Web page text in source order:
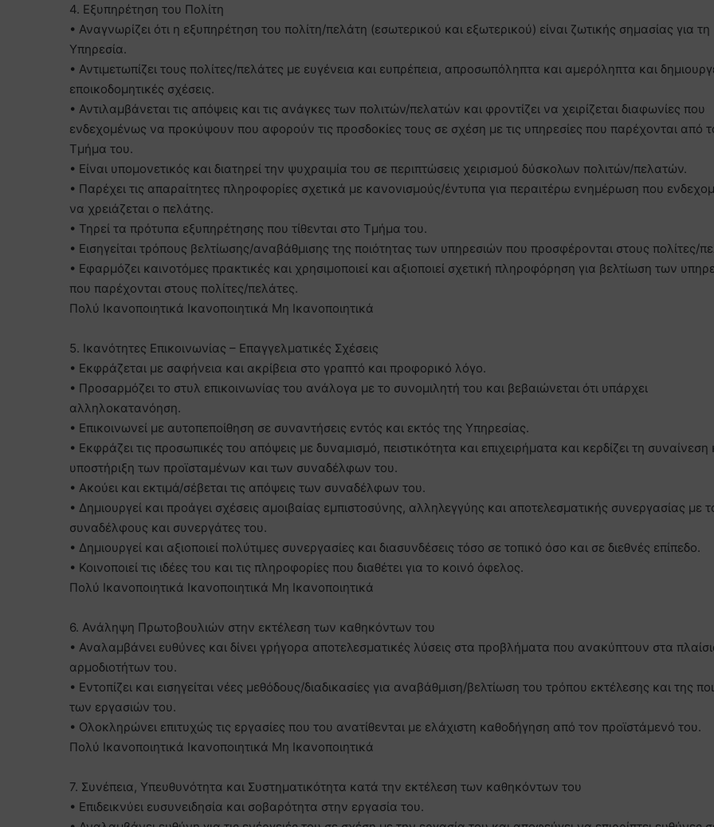
4. Εξυπηρέτηση του Πολίτη
• Αναγνωρίζει ότι η εξυπηρέτηση του πολίτη/πελάτη (εσωτερικού και εξωτερικού) είναι ζωτικής σημασίας για τη
Υπηρεσία.
• Αντιμετωπίζει τους πολίτες/πελάτες με ευγένεια και ευπρέπεια, απροσωπόληπτα και αμερόληπτα και
εποικοδομητικές σχέσεις.
• Αντιλαμβάνεται τις απόψεις και τις ανάγκες των πολιτών/πελατών και φροντίζει να χειρίζεται διαφωνίες που
ενδεχομένως να προκύψουν που αφορούν τις προσδοκίες τους σε σχέση με τις υπηρεσίες που παρέχονται από
Τμήμα του.
• Είναι υπομονετικός και διατηρεί την ψυχραιμία του σε περιπτώσεις χειρισμού δύσκολων πολιτών/πελατών.
• Παρέχει τις απαραίτητες πληροφορίες σχετικά με κανονισμούς/έντυπα για περαιτέρω ενημέρωση που
να χρειάζεται ο πελάτης.
• Τηρεί τα πρότυπα εξυπηρέτησης που τίθενται στο Τμήμα του.
• Εισηγείται τρόπους βελτίωσης/αναβάθμισης της ποιότητας των υπηρεσιών που προσφέρονται στους πολίτες/
• Εφαρμόζει καινοτόμες πρακτικές και χρησιμοποιεί και αξιοποιεί σχετική πληροφόρηση για βελτίωση των
που παρέχονται στους πολίτες/πελάτες.
Πολύ Ικανοποιητικά Ικανοποιητικά Μη Ικανοποιητικά
5. Ικανότητες Επικοινωνίας – Επαγγελματικές Σχέσεις
• Εκφράζεται με σαφήνεια και ακρίβεια στο γραπτό και προφορικό λόγο.
• Προσαρμόζει το στυλ επικοινωνίας του ανάλογα με το συνομιλητή του και βεβαιώνεται ότι υπάρχει
αλληλοκατανόηση.
• Επικοινωνεί με αυτοπεποίθηση σε συναντήσεις εντός και εκτός της Υπηρεσίας.
• Εκφράζει τις προσωπικές του απόψεις με δυναμισμό, πειστικότητα και επιχειρήματα και κερδίζει τη συναίνεση
υποστήριξη των προϊσταμένων και των συναδέλφων του.
• Ακούει και εκτιμά/σέβεται τις απόψεις των συναδέλφων του.
• Δημιουργεί και προάγει σχέσεις αμοιβαίας εμπιστοσύνης, αλληλεγγύης και αποτελεσματικής συνεργασίας με
συναδέλφους και συνεργάτες του.
• Δημιουργεί και αξιοποιεί πολύτιμες συνεργασίες και διασυνδέσεις τόσο σε τοπικό όσο και σε διεθνές επίπεδο.
• Κοινοποιεί τις ιδέες του και τις πληροφορίες που διαθέτει για το κοινό όφελος.
Πολύ Ικανοποιητικά Ικανοποιητικά Μη Ικανοποιητικά
6. Ανάληψη Πρωτοβουλιών στην εκτέλεση των καθηκόντων του
• Αναλαμβάνει ευθύνες και δίνει γρήγορα αποτελεσματικές λύσεις στα προβλήματα που ανακύπτουν στα
αρμοδιοτήτων του.
• Εντοπίζει και εισηγείται νέες μεθόδους/διαδικασίες για αναβάθμιση/βελτίωση του τρόπου εκτέλεσης και της
των εργασιών του.
• Ολοκληρώνει επιτυχώς τις εργασίες που του ανατίθενται με ελάχιστη καθοδήγηση από τον προϊστάμενό του.
Πολύ Ικανοποιητικά Ικανοποιητικά Μη Ικανοποιητικά
7. Συνέπεια, Υπευθυνότητα και Συστηματικότητα κατά την εκτέλεση των καθηκόντων του
• Επιδεικνύει ευσυνειδησία και σοβαρότητα στην εργασία του.